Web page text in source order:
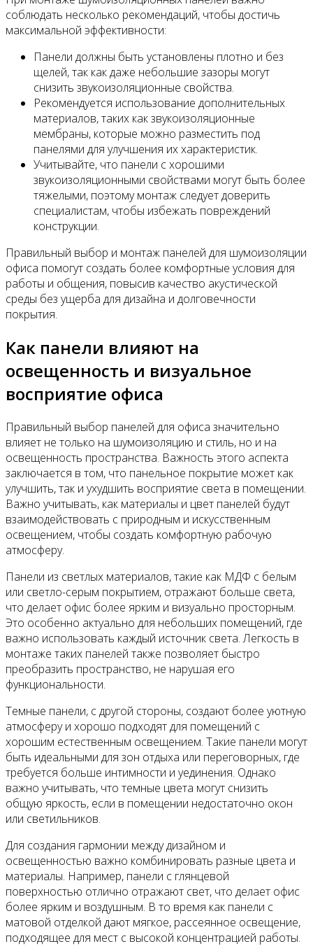
соблюдать несколько рекомендаций, чтобы достичь
максимальной эффективности:
Панели должны быть установлены плотно и без
щелей, так как даже небольшие зазоры могут
снизить звукоизоляционные свойства.
Рекомендуется использование дополнительных
материалов, таких как звукоизоляционные
мембраны, которые можно разместить под
панелями для улучшения их характеристик.
Учитывайте, что панели с хорошими
звукоизоляционными свойствами могут быть более
тяжелыми, поэтому монтаж следует доверить
специалистам, чтобы избежать повреждений
конструкции.
Правильный выбор и монтаж панелей для шумоизоляции
офиса помогут создать более комфортные условия для
работы и общения, повысив качество акустической
среды без ущерба для дизайна и долговечности
покрытия.
Как панели влияют на
освещенность и визуальное
восприятие офиса
Правильный выбор панелей для офиса значительно
влияет не только на шумоизоляцию и стиль, но и на
освещенность пространства. Важность этого аспекта
заключается в том, что панельное покрытие может как
улучшить, так и ухудшить восприятие света в помещении.
Важно учитывать, как материалы и цвет панелей будут
взаимодействовать с природным и искусственным
освещением, чтобы создать комфортную рабочую
атмосферу.
Панели из светлых материалов, такие как МДФ с белым
или светло-серым покрытием, отражают больше света,
что делает офис более ярким и визуально просторным.
Это особенно актуально для небольших помещений, где
важно использовать каждый источник света. Легкость в
монтаже таких панелей также позволяет быстро
преобразить пространство, не нарушая его
функциональности.
Темные панели, с другой стороны, создают более уютную
атмосферу и хорошо подходят для помещений с
хорошим естественным освещением. Такие панели могут
быть идеальными для зон отдыха или переговорных, где
требуется больше интимности и уединения. Однако
важно учитывать, что темные цвета могут снизить
общую яркость, если в помещении недостаточно окон
или светильников.
Для создания гармонии между дизайном и
освещенностью важно комбинировать разные цвета и
материалы. Например, панели с глянцевой
поверхностью отлично отражают свет, что делает офис
более ярким и воздушным. В то время как панели с
матовой отделкой дают мягкое, рассеянное освещение,
подходящее для мест с высокой концентрацией работы.